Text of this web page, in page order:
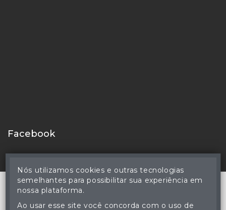
Facebook
Nós utilizamos cookies e outras tecnologias
semelhantes para possibilitar sua experiência em
nossa plataforma.
Ao usar esse site você concorda com o uso de